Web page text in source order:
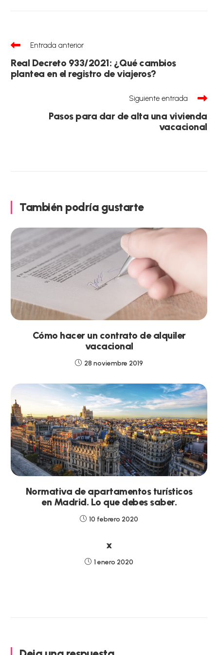
Leer
más
artículos
Entrada anterior
Real Decreto 933/2021: ¿Qué cambios
plantea en el registro de viajeros?
Siguiente entrada
Pasos para dar de alta una vivienda
vacacional
También podría gustarte
Cómo hacer un contrato de alquiler
vacacional
28 noviembre 2019
Normativa de apartamentos turísticos
en Madrid. Lo que debes saber.
10 febrero 2020
x
1 enero 2020